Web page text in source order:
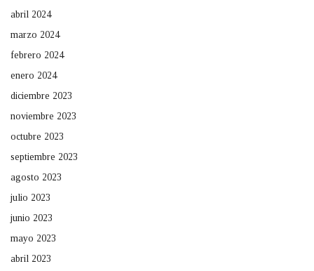
abril 2024
marzo 2024
febrero 2024
enero 2024
diciembre 2023
noviembre 2023
octubre 2023
septiembre 2023
agosto 2023
julio 2023
junio 2023
mayo 2023
abril 2023